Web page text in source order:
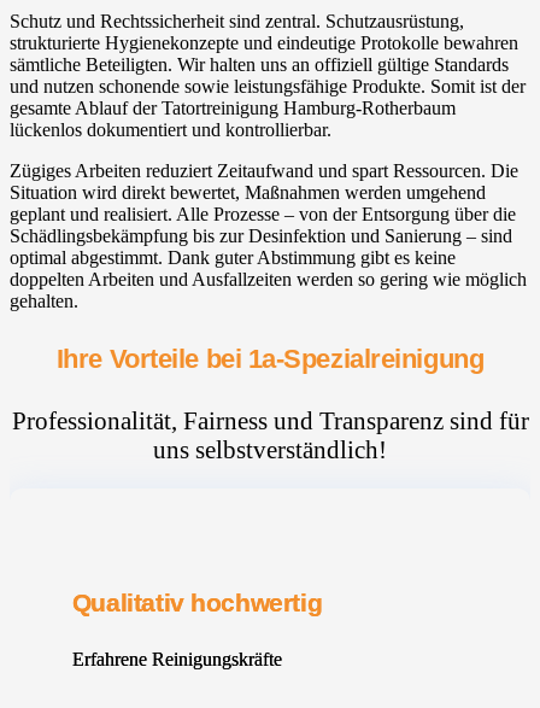
Schutz und Rechtssicherheit sind zentral. Schutzausrüstung,
strukturierte Hygienekonzepte und eindeutige Protokolle bewahren
sämtliche Beteiligten. Wir halten uns an offiziell gültige Standards
und nutzen schonende sowie leistungsfähige Produkte. Somit ist der
gesamte Ablauf der Tatortreinigung Hamburg-Rotherbaum
lückenlos dokumentiert und kontrollierbar.
Zügiges Arbeiten reduziert Zeitaufwand und spart Ressourcen. Die
Situation wird direkt bewertet, Maßnahmen werden umgehend
geplant und realisiert. Alle Prozesse – von der Entsorgung über die
Schädlingsbekämpfung bis zur Desinfektion und Sanierung – sind
optimal abgestimmt. Dank guter Abstimmung gibt es keine
doppelten Arbeiten und Ausfallzeiten werden so gering wie möglich
gehalten.
Ihre Vorteile bei 1a-Spezialreinigung
Professionalität, Fairness und Transparenz sind für
uns selbstverständlich!
Qualitativ hochwertig
Erfahrene Reinigungskräfte